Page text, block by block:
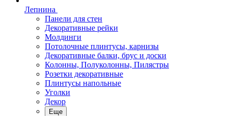
Лепнина
Панели для стен
Декоративные рейки
Молдинги
Потолочные плинтусы, карнизы
Декоративные балки, брус и доски
Колонны, Полуколонны, Пилястры
Розетки декоративные
Плинтусы напольные
Уголки
Декор
Еще